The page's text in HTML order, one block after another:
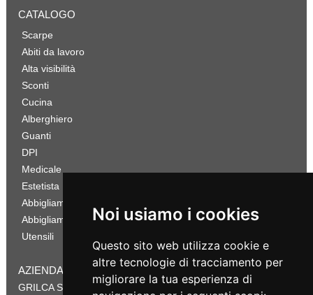
Noi usiamo i cookies
Questo sito web utilizza cookie e
altre tecnologie di tracciamento per
migliorare la tua esperienza di
CATALOGO
Scarpe
Abiti da lavoro
Alta visibilità
Sconti
Cucina
Alberghiero
Guanti
DPI
Medicale
Estetista
Abbigliamento Sportivo
Abbigliamento Bambino
Utensili
AZIENDA
GRILCA SRL